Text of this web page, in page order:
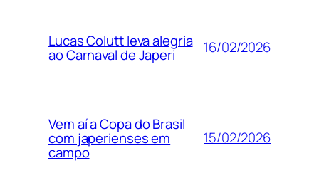
Lucas Colutt leva alegria
ao Carnaval de Japeri 16/02/2026
Vem aí a Copa do Brasil
com japerienses em
campo
15/02/2026